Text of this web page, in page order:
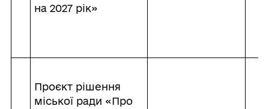
на 2027 рік»
Проєкт рішення
міської ради «Про